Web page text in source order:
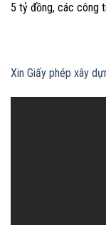
5 tỷ đồng, các công
Xin Giấy phép xây